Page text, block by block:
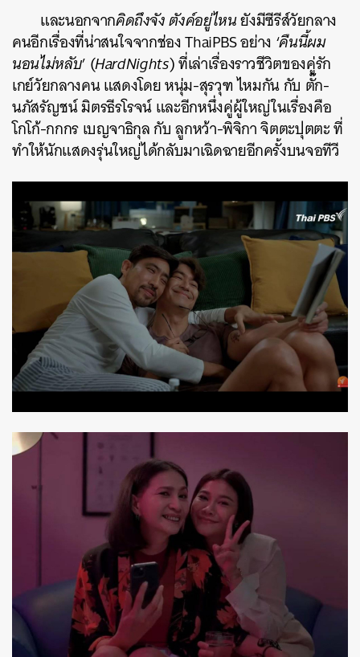
และนอกจากคิดถึงจัง ตังค์อยู่ไหนยังมีซีรีส์วัยกลาง
คนอีกเรื่องที่น่าสนใจจากช่อง ThaiPBS อย่าง ‘คืนนี้ผม
นอนไม่หลับ’ (HardNights) ที่เล่าเรื่องราวชีวิตของคู่รัก
เกย์วัยกลางคน แสดงโดย หนุ่ม-สุรวุฑ ไหมกัน กับ ตั๊ก-
นภัสรัญชน์ มิตรธีรโรจน์ และอีกหนึ่งคู่ผู้ใหญ่ในเรื่องคือ
โกโก้-กกกร เบญจาธิกุล กับ ลูกหว้า-พิจิกา จิตตะปุตตะ ที่
ทำให้นักแสดงรุ่นใหญ่ได้กลับมาเฉิดฉายอีกครั้งบนจอทีวี